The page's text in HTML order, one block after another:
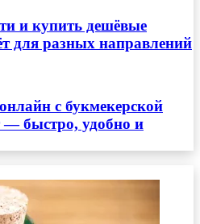
и купить дешёвые
для разных направлений
с букмекерской
— быстро, удобно и